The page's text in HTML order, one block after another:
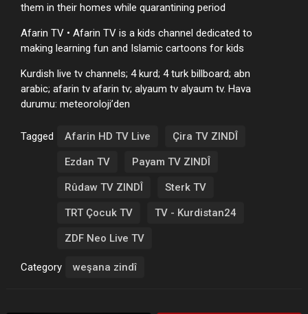
them in their homes while quarantining period
Afarin TV •Afarin TV is a kids channel dedicated to
making learning fun and Islamic cartoons for kids
Kurdishlive tv channels; 4 kurd; 4 turk billboard; abn
arabic;afarin tv afarin tv; alyaum tv alyaum tv. Hava
durumu: meteoroloji’den
Tagged Afarin HD TV Live Çira TV ZINDÎ
Ezdan TV Payam TV ZINDÎ
Rûdaw TV ZINDÎ Sterk TV
TRT Çocuk TV TV - Kurdistan24
ZDF Neo Live TV
Category weşana zindî